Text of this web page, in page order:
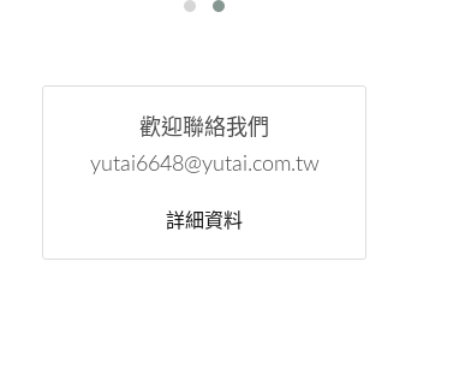
歡迎聯絡我們
yutai6648@yutai.com.tw
詳細資料